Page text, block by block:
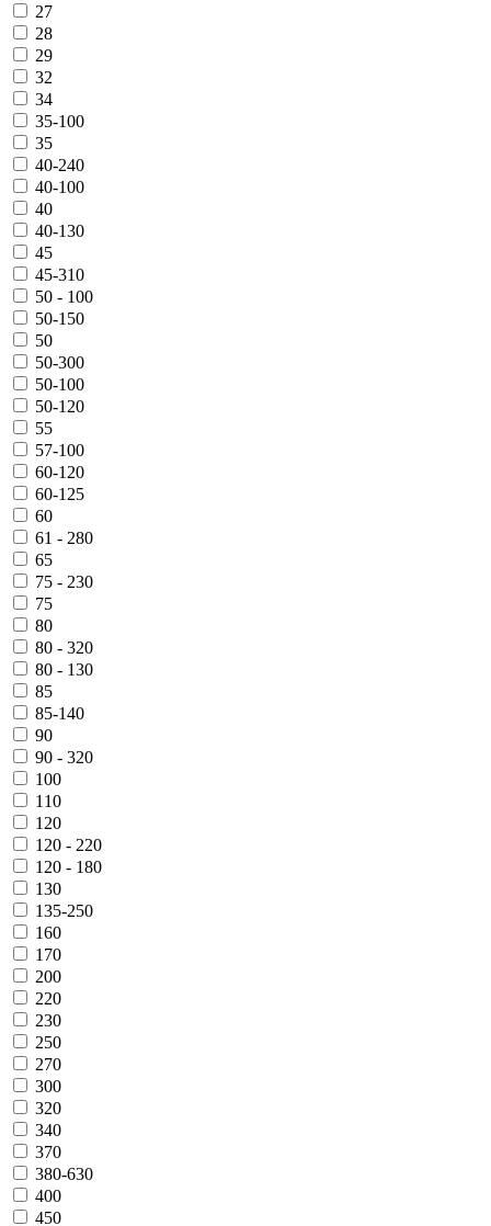
27
28
29
32
34
35-100
35
40-240
40-100
40
40-130
45
45-310
50 - 100
50-150
50
50-300
50-100
50-120
55
57-100
60-120
60-125
60
61 - 280
65
75 - 230
75
80
80 - 320
80 - 130
85
85-140
90
90 - 320
100
110
120
120 - 220
120 - 180
130
135-250
160
170
200
220
230
250
270
300
320
340
370
380-630
400
450